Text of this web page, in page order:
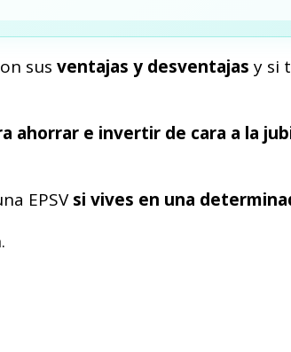
sus ventajas y desventajas y si
ahorrar e invertir de cara a la
EPSVsi vives en una